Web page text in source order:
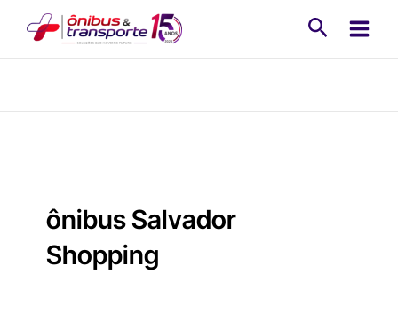
ônibus Salvador
Shopping